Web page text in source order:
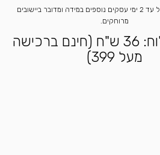
*ייתכנו עיכובים של עד 2 ימי עסקים נוספים במידה ומדובר ביישובים
מרוחקים.
מחיר משלוח: 36 ש"ח (חינם ברכישה
מעל 399)